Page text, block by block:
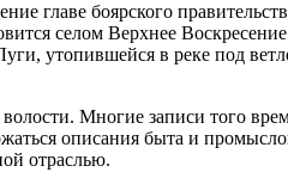
главе боярского
селом Верхнее
утопившейся в реке под
Многие записи того
описания быта и
отраслью.